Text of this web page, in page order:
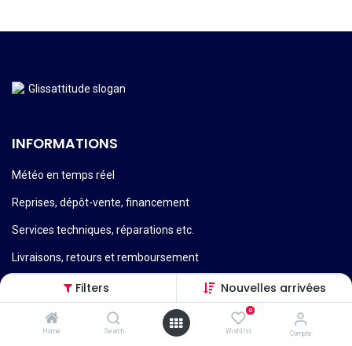
Filters Nouvelles arrivées
Home Search
0
Wishlist Compte
INFORMATIONS
Météo en temps réel
Reprises, dépôt-vente, financement
Services techniques, réparations etc.
Livraisons, retours et remboursement
Conditions générales de vente